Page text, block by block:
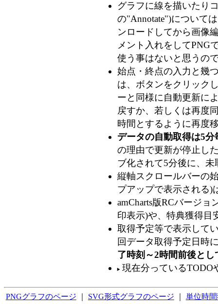
グラフに線を描いたり
の"Annotate")について
ンロードしてから画像
メント入れをしてPNG
使う事はないと思うの
始点・終点の入力と幾
は、ボタンをクリック
ーと同様に自動更新に
戻すか、若しくは再度
時間とするように再度
データの自動取得は5分
の理由で更新が停止し
ブ化されて5分後に、
縦軸スクロールバーの
プアップで表示される)
amCharts版RCバージ
印表示)や、特典獲得目
取得予定等で表示して
回データ取得予定日時
了時刻～2時間前後と
現在分っているTODO
PNGグラフのページ SVG形式グラフのページ 単位時間